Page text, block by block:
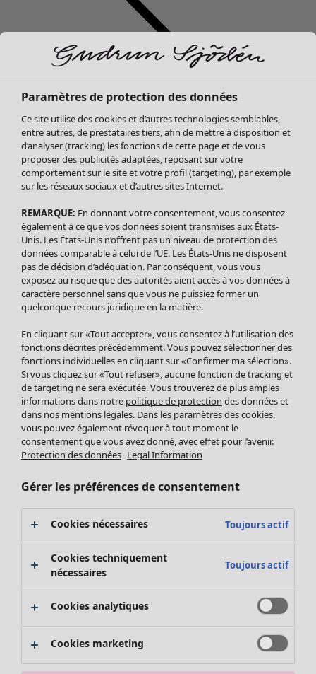
Soldes Vêtements
Tous les vêtements
Robes
Tuniques
Blouses
Tops
Gilets
Pantalon
Jupes
Leggings et collants
Accessoires
Chaussures
Vêtements de bain
Basics
Soldes Mobilier
Bonnes affaires déco
Décoration
Textiles
Tapis
Éponge
Promos SOLDES
Les promos de Gudrun Sjödén
Nouvel arrivage
Bonnes affaires en soldes - jusqu'à -70
Paramètres de protection des données
Ce site utilise des cookies et d’autres technologies semblables,
entre autres, de prestataires tiers, afin de mettre à disposition et
d’analyser (tracking) les fonctions de cette page et de vous
proposer des publicités adaptées, reposant sur votre
comportement sur le site et votre profil (targeting), par exemple
sur les réseaux sociaux et d’autres sites Internet.
REMARQUE: En donnant votre consentement, vous consentez
également à ce que vos données soient transmises aux États-
Unis. Les États-Unis n’offrent pas un niveau de protection des
données comparable à celui de l’UE. Les États-Unis ne disposent
pas de décision d’adéquation. Par conséquent, vous vous
exposez au risque que des autorités aient accès à vos données à
caractère personnel sans que vous ne puissiez former un
quelconque recours juridique en la matière.
En cliquant sur «Tout accepter», vous consentez à l’utilisation des
fonctions décrites précédemment. Vous pouvez sélectionner des
fonctions individuelles en cliquant sur «Confirmer ma sélection».
Si vous cliquez sur «Tout refuser», aucune fonction de tracking et
de targeting ne sera exécutée. Vous trouverez de plus amples
informations dans notre politique de protection des données et
dans nos mentions légales. Dans les paramètres des cookies,
vous pouvez également révoquer à tout moment le
consentement que vous avez donné, avec effet pour l’avenir.
Protection des données Legal Information
Gérer les préférences de consentement
Cookies nécessaires Toujours actif
Cookies techniquement
nécessaires
Toujours actif
Cookies analytiques
Cookies marketing